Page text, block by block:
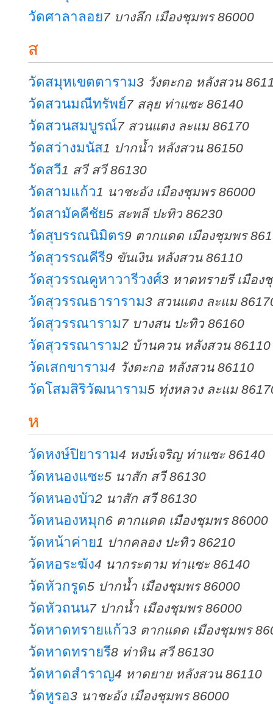
วัดศาลาลอย7 บางลึก เมืองชุมพร 86000
ส
วัดสมุหเขตตาราม3 วังตะกอ หลังสวน
วัดสวนมณีทรัพย์7 สลุย ท่าแซะ 86140
วัดสวนสมบูรณ์7 สวนแตง ละแม 86170
วัดสว่างมนัส1 ปากน้ำ หลังสวน 86150
วัดสวี1 สวี สวี 86130
วัดสามแก้ว1 นาชะอัง เมืองชุมพร 86000
วัดสามัคคีชัย5 สะพลี ปะทิว 86230
วัดสุบรรณนิมิตร9 ตากแดด เมืองชุมพร
วัดสุวรรณคีรี9 ขันเงิน หลังสวน 86110
วัดสุวรรณคูหาวารีวงศ์3 หาดทรายรี เมือง
วัดสุวรรณธาราราม3 สวนแตง ละแม
วัดสุวรรณาราม7 บางสน ปะทิว 86160
วัดสุวรรณาราม2 บ้านควน หลังสวน 86110
วัดเสกขาราม4 วังตะกอ หลังสวน 86110
วัดโสมสิริวัฒนาราม5 ทุ่งหลวง ละแม
ห
วัดหงษ์ปิยาราม4 หงษ์เจริญ ท่าแซะ 86140
วัดหนองแซะ5 นาสัก สวี 86130
วัดหนองบัว2 นาสัก สวี 86130
วัดหนองหมุก6 ตากแดด เมืองชุมพร 86000
วัดหน้าค่าย1 ปากคลอง ปะทิว 86210
วัดหอระฆัง4 นากระตาม ท่าแซะ 86140
วัดหัวกรูด5 ปากน้ำ เมืองชุมพร 86000
วัดหัวถนน7 ปากน้ำ เมืองชุมพร 86000
วัดหาดทรายแก้ว3 ตากแดด เมืองชุมพร
วัดหาดทรายรี8 ท่าหิน สวี 86130
วัดหาดสำราญ4 หาดยาย หลังสวน 86110
วัดหูรอ3 นาชะอัง เมืองชุมพร 86000